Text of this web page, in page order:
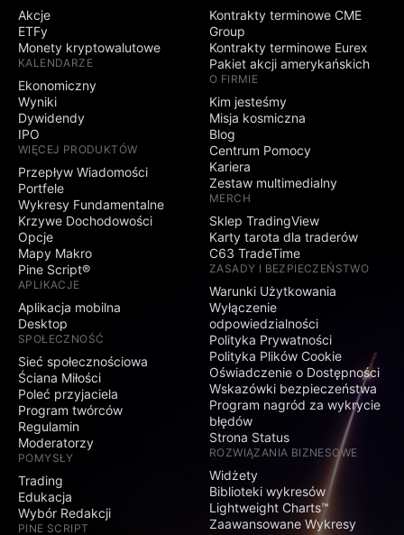
Akcje
ETFy
Monety kryptowalutowe
KALENDARZE
Ekonomiczny
Wyniki
Dywidendy
IPO
WIĘCEJ PRODUKTÓW
Przepływ Wiadomości
Portfele
Wykresy Fundamentalne
Krzywe Dochodowości
Opcje
Mapy Makro
Pine Script®
APLIKACJE
Aplikacja mobilna
Desktop
SPOŁECZNOŚĆ
Sieć społecznościowa
Ściana Miłości
Poleć przyjaciela
Program twórców
Regulamin
Moderatorzy
POMYSŁY
Trading
Edukacja
Wybór Redakcji
PINE SCRIPT
Kontrakty terminowe CME
Group
Kontrakty terminowe Eurex
Pakiet akcji amerykańskich
O FIRMIE
Kim jesteśmy
Misja kosmiczna
Blog
Centrum Pomocy
Kariera
Zestaw multimedialny
MERCH
Sklep TradingView
Karty tarota dla traderów
C63 TradeTime
ZASADY I BEZPIECZEŃSTWO
Warunki Użytkowania
Wyłączenie
odpowiedzialności
Polityka Prywatności
Polityka Plików Cookie
Oświadczenie o Dostępności
Wskazówki bezpieczeństwa
Program nagród za wykrycie
błędów
Strona Status
ROZWIĄZANIA BIZNESOWE
Widżety
Biblioteki wykresów
Lightweight Charts™
Zaawansowane Wykresy